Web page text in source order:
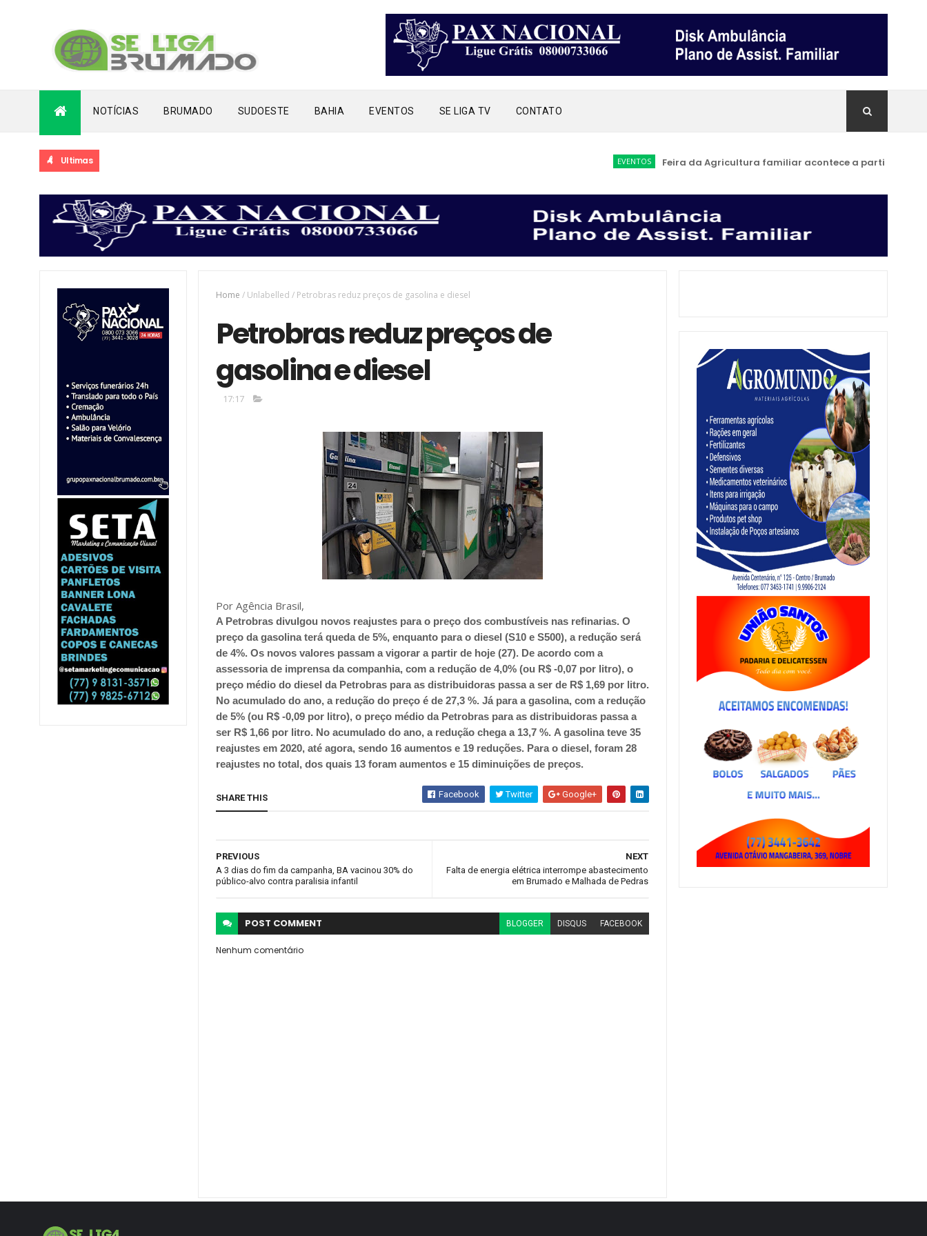
NOTÍCIAS BRUMADO SUDOESTE BAHIA EVENTOS SE LIGA TV CONTATO
Ultimas EVENTOS Feira da Agricultura familiar acontece a partir de sábado
Home / Unlabelled/ Petrobras reduz preços de gasolina e diesel
Petrobras reduz preços de
gasolina e diesel
17:17
Por Agência Brasil,
A Petrobras divulgou novos reajustes para o preço dos combustíveis nas refinarias. O
preço da gasolina terá queda de 5%, enquanto para o diesel (S10 e S500), a redução será
de 4%. Os novos valores passam a vigorar a partir de hoje (27). De acordo com a
assessoria de imprensa da companhia, com a redução de 4,0% (ou R$ -0,07 por litro), o
preço médio do diesel da Petrobras para as distribuidoras passa a ser de R$ 1,69 por litro.
No acumulado do ano, a redução do preço é de 27,3 %. Já para a gasolina, com a redução
de 5% (ou R$ -0,09 por litro), o preço médio da Petrobras para as distribuidoras passa a
ser R$ 1,66 por litro. No acumulado do ano, a redução chega a 13,7 %. A gasolina teve 35
reajustes em 2020, até agora, sendo 16 aumentos e 19 reduções. Para o diesel, foram 28
reajustes no total, dos quais 13 foram aumentos e 15 diminuições de preços.
SHARE THIS Facebook Twitter Google+
NEXT
Falta de energia elétrica interrompe abastecimento
em Brumado e Malhada de Pedras
PREVIOUS
A 3 dias do fim da campanha, BA vacinou 30% do
público-alvo contra paralisia infantil
POST COMMENT BLOGGER DISQUS FACEBOOK
Nenhum comentário